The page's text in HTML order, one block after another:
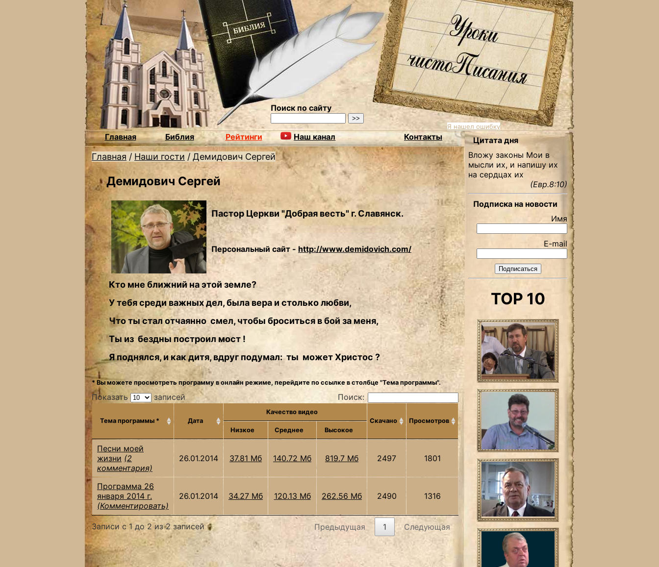
Поиск по сайту
Я нашел ошибку
Главная Библия Рейтинги Наш канал Контакты
Главная / Наши гости / Демидович Сергей
Демидович Сергей
Пастор Церкви "Добрая весть" г. Славянск.
Персональный сайт - http://www.demidovich.com/
Кто мне ближний на этой земле?
У тебя среди важных дел, была вера и столько любви,
Что ты стал отчаянно смел, чтобы броситься в бой за меня,
Ты из бездны построил мост !
Я поднялся, и как дитя, вдруг подумал: ты может Христос ?
* Вы можете просмотреть программу в онлайн режиме, перейдите по ссылке в столбце "Тема программы".
Показать записей Поиск:
Тема программы * Дата
Качество видео
Скачано
Просмотров
Низкое
Среднее Высокое
Песни моей
жизни (2
комментария)
26.01.2014 37.81 Мб 140.72 Мб 819.7 Мб 2497 1801
Программа 26
января 2014 г.
(Комментировать)
26.01.2014 34.27 Мб 120.13 Мб 262.56 Мб 2490 1316
Записи с 1 до 2 из 2 записей Предыдущая 1 Следующая
Цитата дня
Вложу законы Мои в
мысли их, и напишу их
на сердцах их
(Евр.8:10)
Подписка на новости
Имя
E-mail
TOP 10